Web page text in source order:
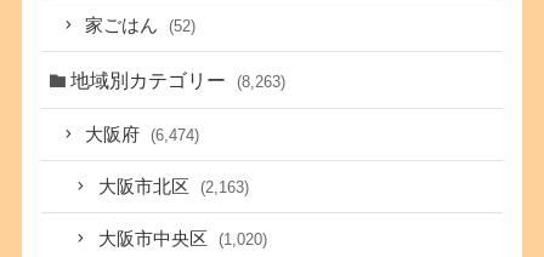
家ごはん (52)
地域別カテゴリー (8,263)
大阪府 (6,474)
大阪市北区 (2,163)
大阪市中央区 (1,020)